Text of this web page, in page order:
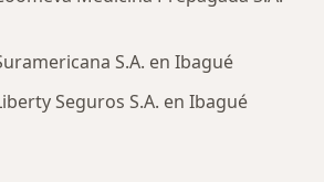
S.A. en Ibagué
Seguros S.A. en Ibagué